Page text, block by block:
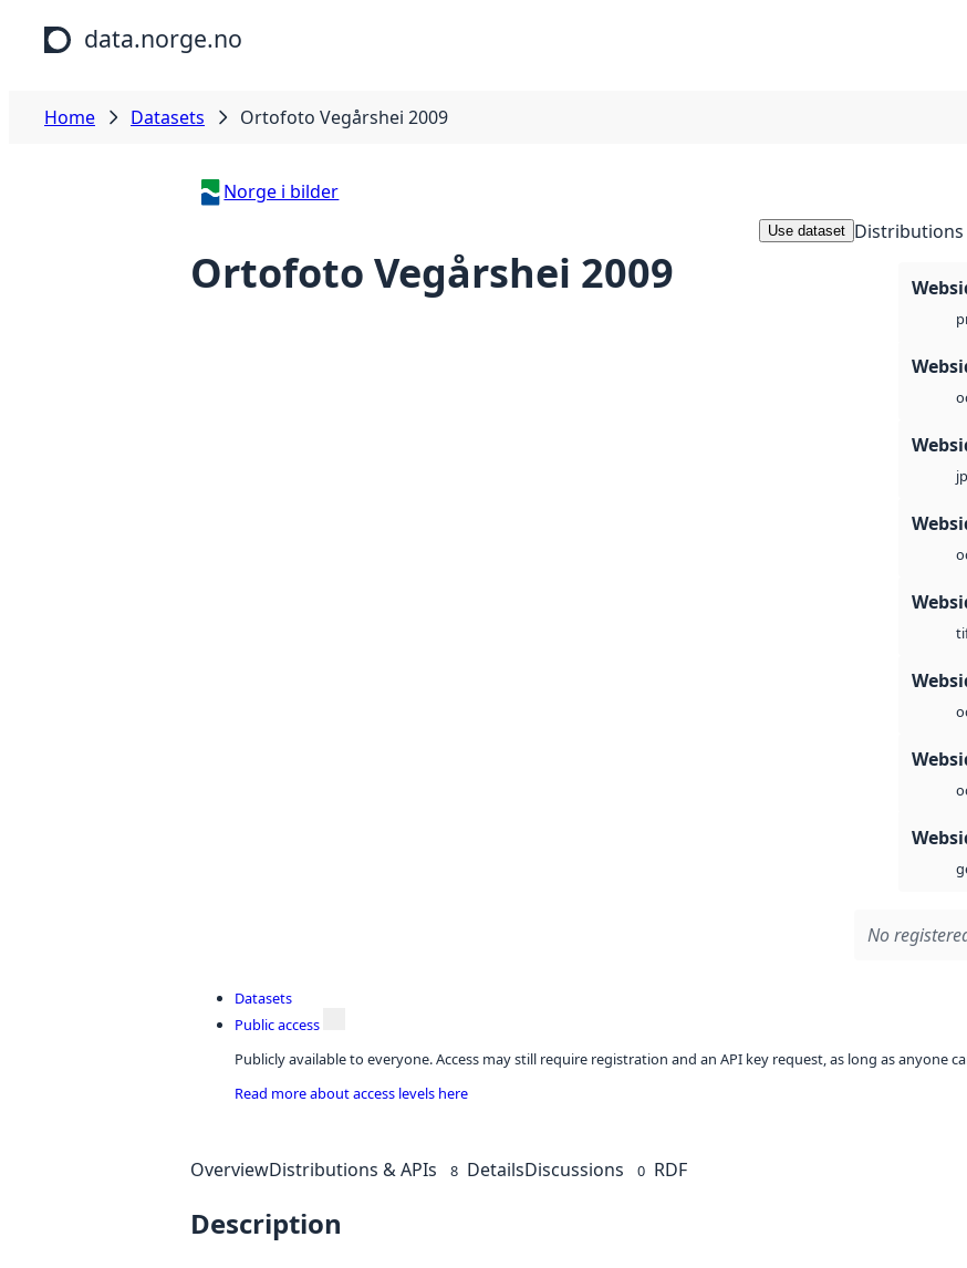
Skip to main content
data.norge.no
Home Datasets Ortofoto Vegårshei 2009
Norge i bilder
Ortofoto Vegårshei 2009
Use dataset Distributions
No
Datasets
Public access
Publicly available to everyone. Access may still require registration and an API key request, as long as anyone
Read more about access levels here
OverviewDistributions & APIs 8 DetailsDiscussions 0 RDF
Description